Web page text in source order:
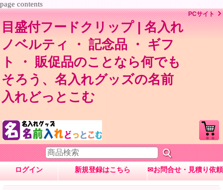
page contents
目盛付フードクリップ | 名入れ
ノベルティ ・ 記念品 ・ ギフ
ト ・ 販促品のことなら何でも
そろう、名入れグッズの名前
入れどっとこむ
PCサイト
ログイン 新規登録はこちら ✉お問合せ・見積り依頼